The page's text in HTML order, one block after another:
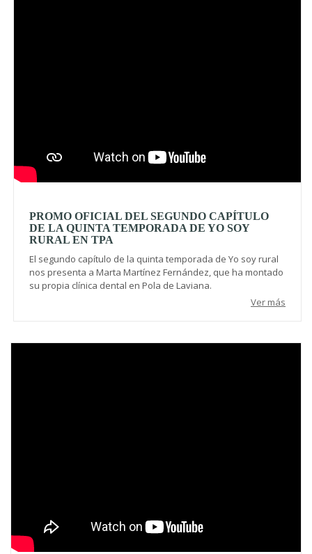
PROMO OFICIAL DEL SEGUNDO CAPÍTULO
DE LA QUINTA TEMPORADA DE YO SOY
RURAL EN TPA
El segundo capítulo de la quinta temporada de Yo soy rural
nos presenta a Marta Martínez Fernández, que ha montado
su propia clínica dental en Pola de Laviana.
Ver más